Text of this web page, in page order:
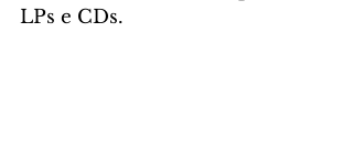
LPs e CDs.